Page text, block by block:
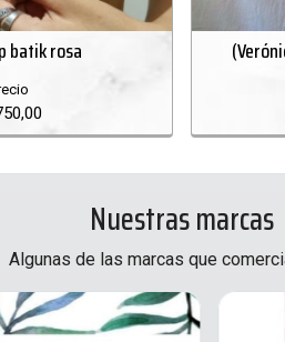
batik rosa
Nuestras marcas
Algunas de las marcas que